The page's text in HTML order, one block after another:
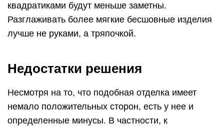
квадратиками будут меньше заметны.
Разглаживать более мягкие бесшовные изделия
лучше не руками, а тряпочкой.
Недостатки решения
Несмотря на то, что подобная отделка имеет
немало положительных сторон, есть у нее и
определенные минусы. В частности, к